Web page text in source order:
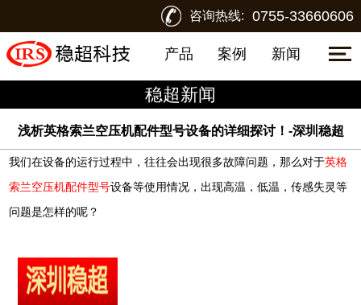
咨询热线: 0755-33660606
产品 案例 新闻
稳超新闻
浅析英格索兰空压机配件型号设备的详细探讨！-深圳稳超
我们在设备的运行过程中，往往会出现很多故障问题，那么对于英格
索兰空压机配件型号设备等使用情况，出现高温，低温，传感失灵等
问题是怎样的呢？